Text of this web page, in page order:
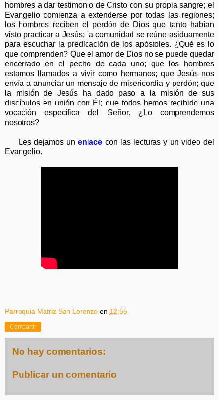
hombres a dar testimonio de Cristo con su propia sangre; el
Evangelio comienza a extenderse por todas las regiones;
los hombres reciben el perdón de Dios que tanto habían
visto practicar a Jesús; la comunidad se reúne asiduamente
para escuchar la predicación de los apóstoles. ¿Qué es lo
que comprenden? Que el amor de Dios no se puede quedar
encerrado en el pecho de cada uno; que los hombres
estamos llamados a vivir como hermanos; que Jesús nos
envía a anunciar un mensaje de misericordia y perdón; que
la misión de Jesús ha dado paso a la misión de sus
discípulos en unión con Él; que todos hemos recibido una
vocación específica del Señor. ¿Lo comprendemos
nosotros?
Les dejamos unenlace con las lecturas y un video del
Evangelio.
Parroquia Matriz San Lorenzo en 12:55
Compartir
No hay comentarios:
Publicar un comentario